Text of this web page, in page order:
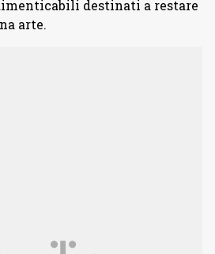
destinati a restare
arte.